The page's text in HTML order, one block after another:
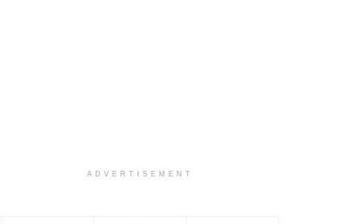
ADVERTISEMENT